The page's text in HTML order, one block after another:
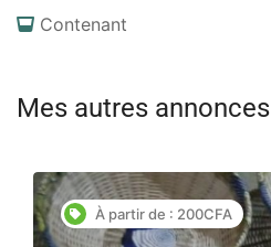
Contenant
Mes autres annonces